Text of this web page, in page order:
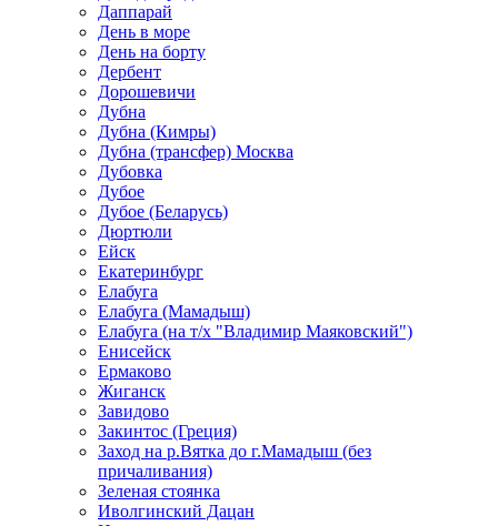
Даппарай
День в море
День на борту
Дербент
Дорошевичи
Дубна
Дубна (Кимры)
Дубна (трансфер) Москва
Дубовка
Дубое
Дубое (Беларусь)
Дюртюли
Ейск
Екатеринбург
Елабуга
Елабуга (Мамадыш)
Елабуга (на т/х "Владимир Маяковский")
Енисейск
Ермаково
Жиганск
Завидово
Закинтос (Греция)
Заход на р.Вятка до г.Мамадыш (без
причаливания)
Зеленая стоянка
Иволгинский Дацан